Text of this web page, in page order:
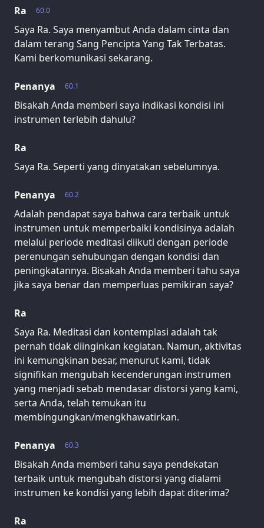
60.0
Ra
Saya Ra. Saya menyambut Anda dalam cinta dan
dalam terang Sang Pencipta Yang Tak Terbatas.
Kami berkomunikasi sekarang.
60.1
Penanya
Bisakah Anda memberi saya indikasi kondisi ini
instrumen terlebih dahulu?
Ra
Saya Ra. Seperti yang dinyatakan sebelumnya.
60.2
Penanya
Adalah pendapat saya bahwa cara terbaik untuk
instrumen untuk memperbaiki kondisinya adalah
melalui periode meditasi diikuti dengan periode
perenungan sehubungan dengan kondisi dan
peningkatannya. Bisakah Anda memberi tahu saya
jika saya benar dan memperluas pemikiran saya?
Ra
Saya Ra. Meditasi dan kontemplasi adalah tak
pernah tidak diinginkan kegiatan. Namun, aktivitas
ini kemungkinan besar, menurut kami, tidak
signifikan mengubah kecenderungan instrumen
yang menjadi sebab mendasar distorsi yang kami,
serta Anda, telah temukan itu
membingungkan/mengkhawatirkan.
60.3
Penanya
Bisakah Anda memberi tahu saya pendekatan
terbaik untuk mengubah distorsi yang dialami
instrumen ke kondisi yang lebih dapat diterima?
Ra